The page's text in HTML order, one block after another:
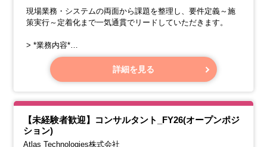
現場業務・システムの両面から課題を整理し、要件定義～施
策実行～定着化まで一気通貫でリードしていただきます。
> *業務内容*
以下のような業務改善プロジェクトをお任せします。
詳細を見る
【未経験者歓迎】コンサルタント_FY26(オープンポジ
ション)
Atlas Technologies株式会社